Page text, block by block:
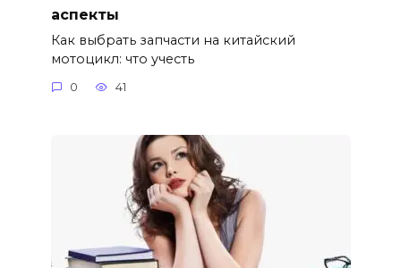
аспекты
Как выбрать запчасти на китайский
мотоцикл: что учесть
0 41